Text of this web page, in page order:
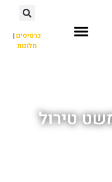
כרטיסים|
מלונות
טירול